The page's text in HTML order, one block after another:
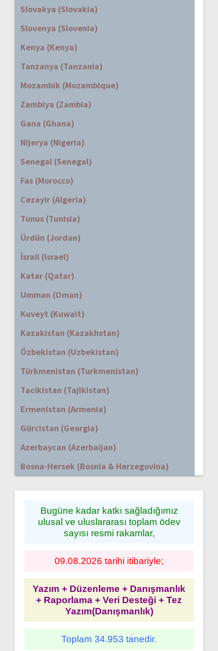
Slovakya (Slovakia)
Slovenya (Slovenia)
Kenya (Kenya)
Tanzanya (Tanzania)
Mozambik (Mozambique)
Zambiya (Zambia)
Gana (Ghana)
Nijerya (Nigeria)
Senegal (Senegal)
Fas (Morocco)
Cezayir (Algeria)
Tunus (Tunisia)
Ürdün (Jordan)
İsrail (Israel)
Katar (Qatar)
Umman (Oman)
Kuveyt (Kuwait)
Kazakistan (Kazakhstan)
Özbekistan (Uzbekistan)
Türkmenistan (Turkmenistan)
Tacikistan (Tajikistan)
Ermenistan (Armenia)
Gürcistan (Georgia)
Azerbaycan (Azerbaijan)
Bosna-Hersek (Bosnia & Herzegovina)
Bugüne kadar katkı sağladığımız
ulusal ve uluslararası toplam ödev
sayısı resmi rakamlar,
09.08.2026 tarihi itibariyle;
Yazım + Düzenleme + Danışmanlık
+ Raporlama + Veri Desteği + Tez
Yazım(Danışmanlık)
Toplam 34.953 tanedir.